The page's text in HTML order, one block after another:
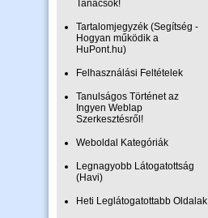
Tanácsok!
Tartalomjegyzék (Segítség -
Hogyan működik a
HuPont.hu)
Felhasználási Feltételek
Tanulságos Történet az
Ingyen Weblap
Szerkesztésről!
Weboldal Kategóriák
Legnagyobb Látogatottság
(Havi)
Heti Leglátogatottabb Oldalak